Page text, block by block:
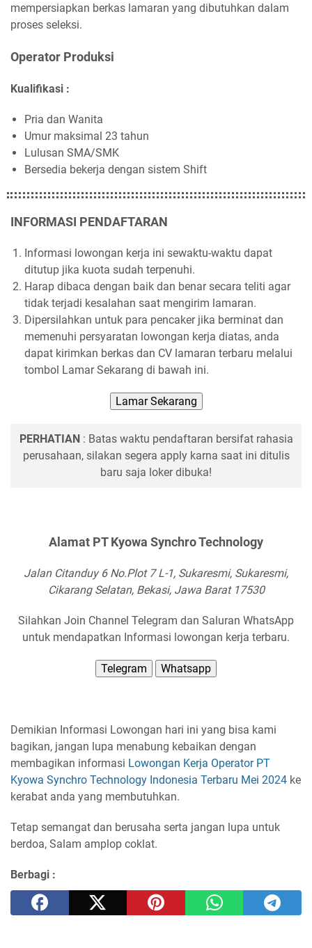
mempersiapkan berkas lamaran yang dibutuhkan dalam
proses seleksi.
Operator Produksi
Kualifikasi :
Pria dan Wanita
Umur maksimal 23 tahun
Lulusan SMA/SMK
Bersedia bekerja dengan sistem Shift
INFORMASI PENDAFTARAN
Informasi lowongan kerja ini sewaktu-waktu dapat
ditutup jika kuota sudah terpenuhi.
Harap dibaca dengan baik dan benar secara teliti agar
tidak terjadi kesalahan saat mengirim lamaran.
Dipersilahkan untuk para pencaker jika berminat dan
memenuhi persyaratan lowongan kerja diatas, anda
dapat kirimkan berkas dan CV lamaran terbaru melalui
tombol Lamar Sekarang di bawah ini.
Lamar Sekarang
PERHATIAN: Batas waktu pendaftaran bersifat rahasia
perusahaan, silakan segera apply karna saat ini ditulis
baru saja loker dibuka!
Alamat PT Kyowa Synchro Technology
Jalan Citanduy 6 No.Plot 7 L-1, Sukaresmi, Sukaresmi,
Cikarang Selatan, Bekasi, Jawa Barat 17530
Silahkan Join Channel Telegram dan Saluran WhatsApp
untuk mendapatkan Informasi lowongan kerja terbaru.
Telegram Whatsapp
Demikian Informasi Lowongan hari ini yang bisa kami
bagikan, jangan lupa menabung kebaikan dengan
membagikan informasi Lowongan Kerja Operator PT
Kyowa Synchro Technology Indonesia Terbaru Mei 2024 ke
kerabat anda yang membutuhkan.
Tetap semangat dan berusaha serta jangan lupa untuk
berdoa, Salam amplop coklat.
Berbagi :